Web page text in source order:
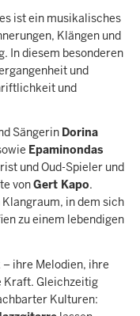
ist ein musikalisches
Klängen und
In diesem besonderen
und
und
Sängerin Dorina
Epaminondas
und Oud-Spieler und
vonGert Kapo.
in dem sich
zu einem lebendigen
ihre Melodien, ihre
Kraft. Gleichzeitig
Kulturen: